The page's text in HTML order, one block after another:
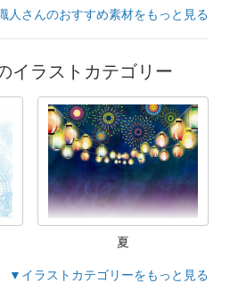
人さんのおすすめ素材をもっと見る
イラストカテゴリー
夏
▼イラストカテゴリーをもっと見る